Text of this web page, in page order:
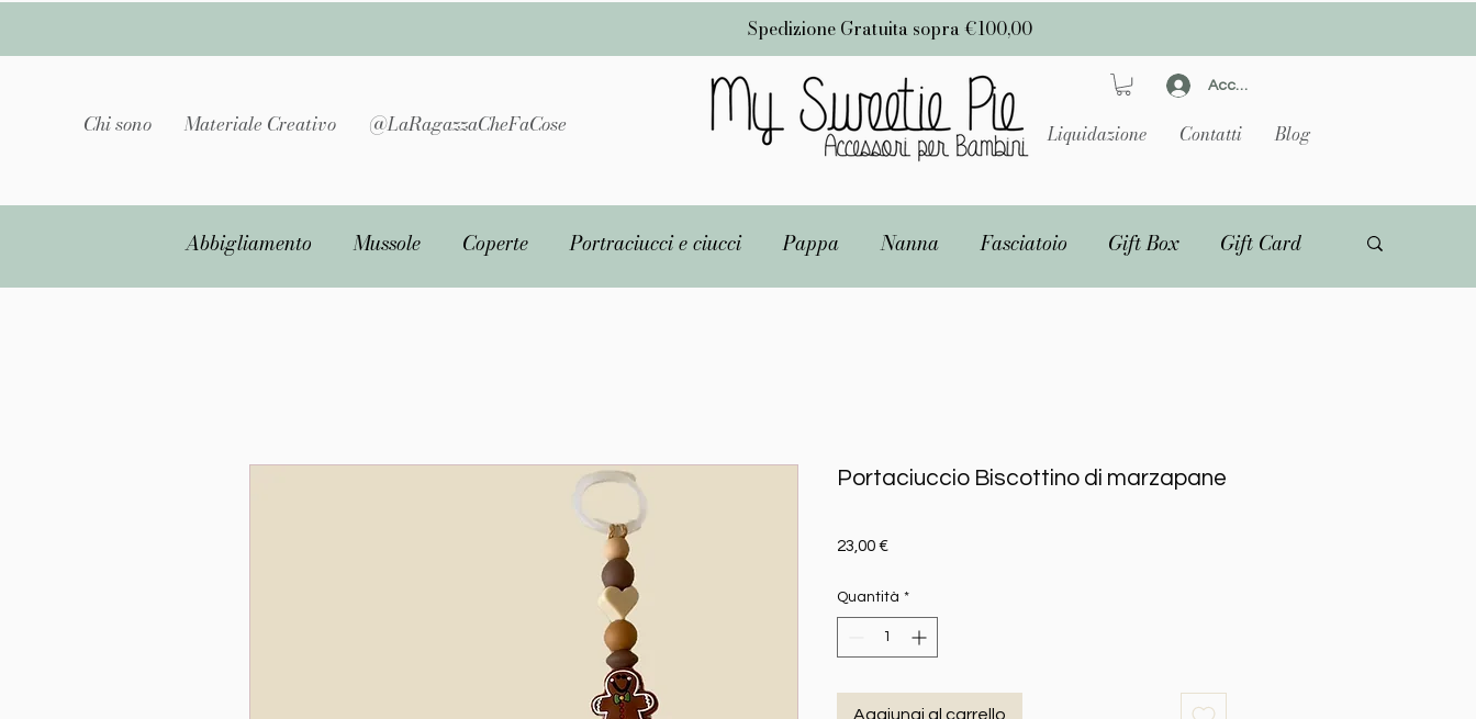
Spedizione Gratuita sopra €100,00
Chi sono Materiale Creativo @LaRagazzaCheFaCose
Accedi
Liquidazione Contatti Blog
Abbigliamento Mussole Coperte Portraciucci e ciucci Pappa Nanna Fasciatoio Gift Box Gift Card
Portaciuccio Biscottino di marzapane
23,00 €Prezzo
Quantità *
Aggiungi al carrello